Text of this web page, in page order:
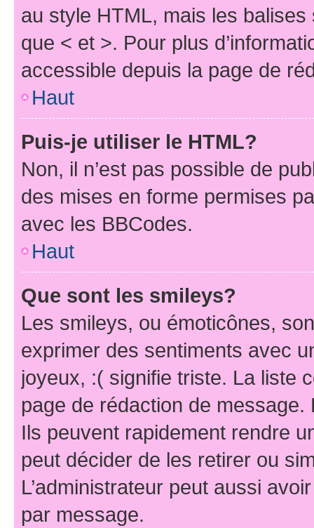
au style HTML, mais les
que < et >. Pour plus
accessible depuis la page de
Haut
Puis-je utiliser le HTML?
Non, il n’est pas possible de
des mises en forme permises
avec les BBCodes.
Haut
Que sont les smileys?
Les smileys, ou émoticônes,
exprimer des sentiments avec
joyeux, :( signifie triste. La liste
page de rédaction de
Ils peuvent rapidement rendre
peut décider de les retirer ou
L’administrateur peut aussi
par message.